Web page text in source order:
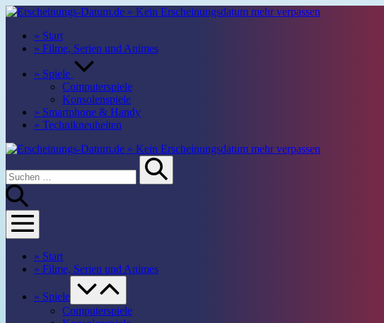
Zum
springen» Start
» Filme, Serien und Animes
» Spiele
Computerspiele
Konsolenspiele
» Smartphone & Handy
» Technikneuheiten
Schalter
nach:
Suche
Menü-
Schalter
» Start
» Filme, Serien und Animes
» Spiele
Menü-
Schalter
Computerspiele